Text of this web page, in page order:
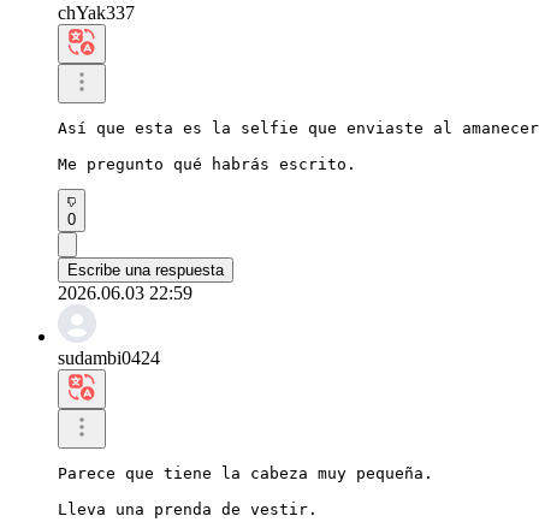
chYak337
Así que esta es la selfie que enviaste al
Me pregunto qué habrás escrito.
0
Escribe una respuesta
2026.06.03 22:59
sudambi0424
Parece que tiene la cabeza muy pequeña.
Lleva una prenda de vestir.